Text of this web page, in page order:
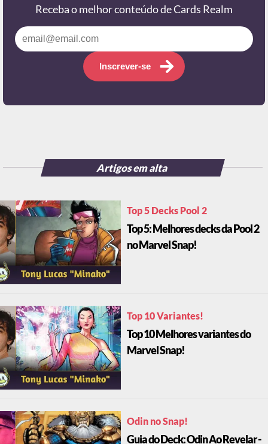
Receba o melhor conteúdo de Cards Realm
Inscrever-se
Artigos em alta
Top 5 Decks Pool 2
Top 5: Melhores decks da Pool 2
no Marvel Snap!
Top 10 Variantes!
Top 10 Melhores variantes do
Marvel Snap!
Odin no Snap!
Guia do Deck: Odin Ao Revelar -